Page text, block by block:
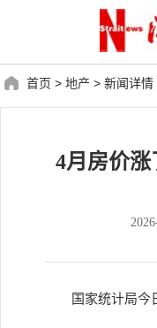
首页 > 地产 > 新闻详情
4月房价涨
国家统计局今